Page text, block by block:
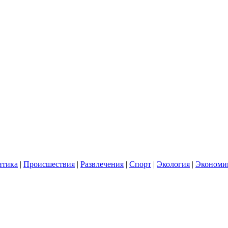
| Происшествия | Развлечения | Спорт | Экология |